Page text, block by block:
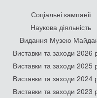
Соціальні кампанії
Наукова діяльність
Видання Музею
Виставки та заходи 2026
Виставки та заходи 2025
Виставки та заходи 2024
Виставки та заходи 2023